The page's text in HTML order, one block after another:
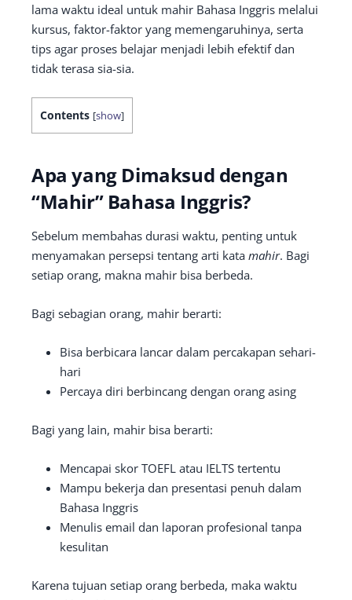
lama waktu ideal untuk mahir Bahasa Inggris melalui
kursus, faktor-faktor yang memengaruhinya, serta
tips agar proses belajar menjadi lebih efektif dan
tidak terasa sia-sia.
Contents [show]
Apa yang Dimaksud dengan
“Mahir” Bahasa Inggris?
Sebelum membahas durasi waktu, penting untuk
menyamakan persepsi tentang arti kata mahir. Bagi
setiap orang, makna mahir bisa berbeda.
Bagi sebagian orang, mahir berarti:
Bisa berbicara lancar dalam percakapan sehari-
hari
Percaya diri berbincang dengan orang asing
Bagi yang lain, mahir bisa berarti:
Mencapai skor TOEFL atau IELTS tertentu
Mampu bekerja dan presentasi penuh dalam
Bahasa Inggris
Menulis email dan laporan profesional tanpa
kesulitan
Karena tujuan setiap orang berbeda, maka waktu